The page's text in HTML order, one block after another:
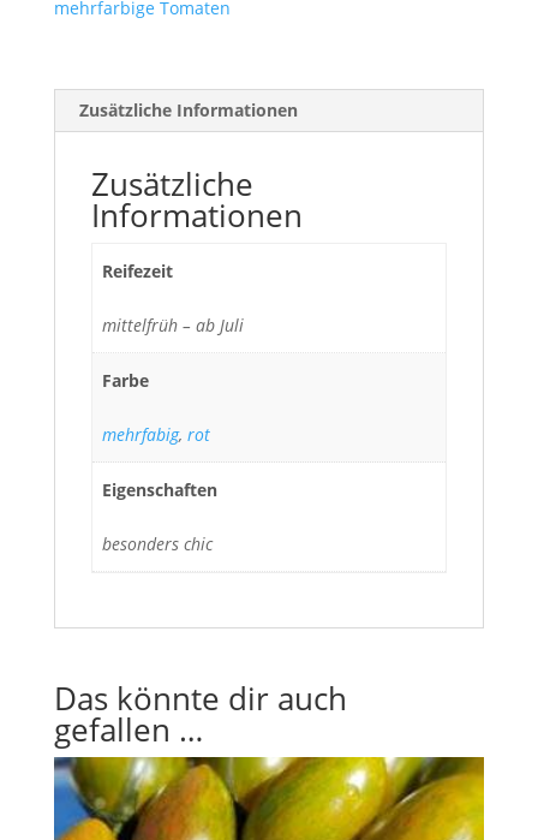
mehrfarbige Tomaten
Zusätzliche Informationen
Zusätzliche
Informationen
Reifezeit
mittelfrüh – ab Juli
Farbe
mehrfabig, rot
Eigenschaften
besonders chic
Das könnte dir auch
gefallen …